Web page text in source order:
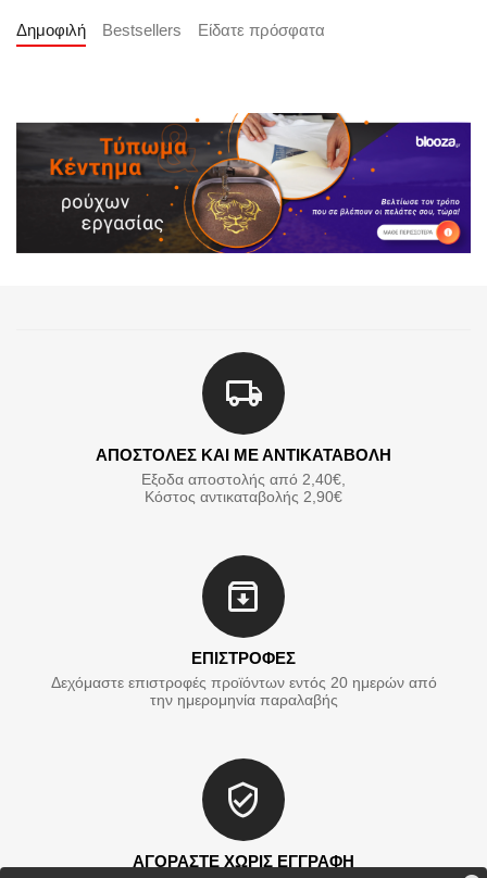
Δημοφιλή Bestsellers Είδατε πρόσφατα
ΑΠΟΣΤΟΛΕΣ ΚΑΙ ΜΕ ΑΝΤΙΚΑΤΑΒΟΛΗ
Εξοδα αποστολής από 2,40€,
Κόστος αντικαταβολής 2,90€
ΕΠΙΣΤΡΟΦΕΣ
Δεχόμαστε επιστροφές προϊόντων εντός 20 ημερών από
την ημερομηνία παραλαβής
ΑΓΟΡΑΣΤΕ ΧΩΡΙΣ ΕΓΓΡΑΦΗ